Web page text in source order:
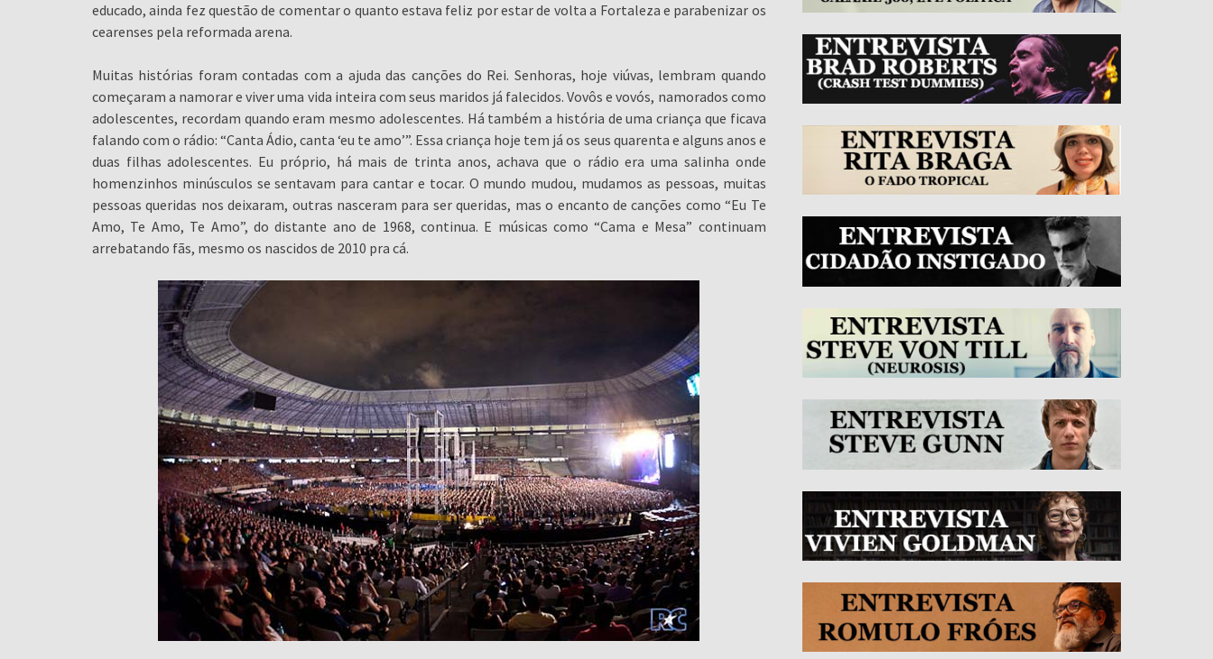
educado, ainda fez questão de comentar o quanto estava feliz por estar de volta a Fortaleza e parabenizar os
cearenses pela reformada arena.
Muitas histórias foram contadas com a ajuda das canções do Rei. Senhoras, hoje viúvas, lembram quando
começaram a namorar e viver uma vida inteira com seus maridos já falecidos. Vovôs e vovós, namorados como
adolescentes, recordam quando eram mesmo adolescentes. Há também a história de uma criança que ficava
falando com o rádio: “Canta Ádio, canta ‘eu te amo’”. Essa criança hoje tem já os seus quarenta e alguns anos e
duas filhas adolescentes. Eu próprio, há mais de trinta anos, achava que o rádio era uma salinha onde
homenzinhos minúsculos se sentavam para cantar e tocar. O mundo mudou, mudamos as pessoas, muitas
pessoas queridas nos deixaram, outras nasceram para ser queridas, mas o encanto de canções como “Eu Te
Amo, Te Amo, Te Amo”, do distante ano de 1968, continua. E músicas como “Cama e Mesa” continuam
arrebatando fãs, mesmo os nascidos de 2010 pra cá.